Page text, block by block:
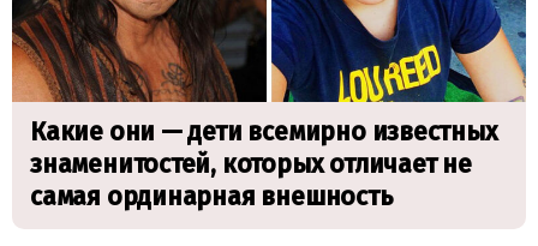
Какие они — дети всемирно известных
знаменитостей, которых отличает не
самая ординарная внешность